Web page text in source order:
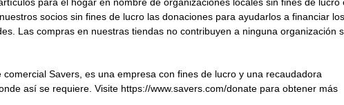
socios sin fines de lucro las donaciones para ayudarlos a financiar los
Las compras en nuestras tiendas no contribuyen a ninguna organización
comercial Savers, es una empresa con fines de lucro y una recaudadora
así se requiere. Visite https://www.savers.com/donate para obtener más